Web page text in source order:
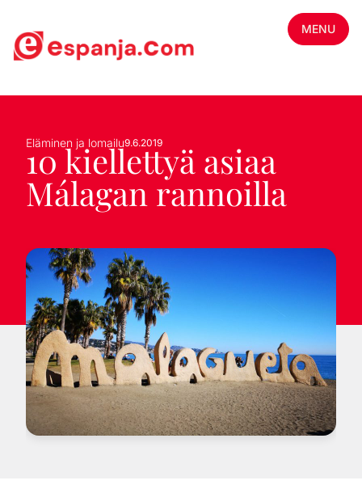
MENU
Eläminen ja lomailu9.6.2019
10 kiellettyä asiaa
Málagan rannoilla